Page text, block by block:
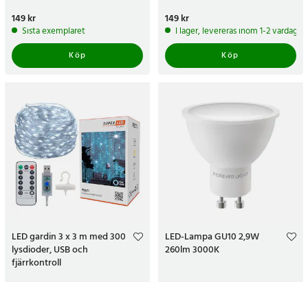
Pris:149 kr
149 kr
Sista exemplaret
Köp
belysning 3000K
Pris:149 kr
149 kr
I lager, levereras inom 1-2 vardagar
Köp
LED gardin 3 x 3 m med 300
lysdioder, USB och
fjärrkontroll
LED-Lampa GU10 2,9W
260lm 3000K